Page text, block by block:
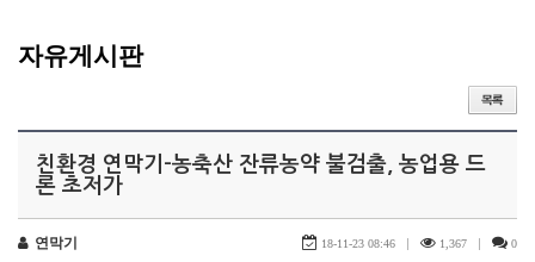
자유게시판
친환경 연막기-농축산 잔류농약 불검출, 농업용 드
론 초저가
연막기 18-11-23 08:46 1,367 0